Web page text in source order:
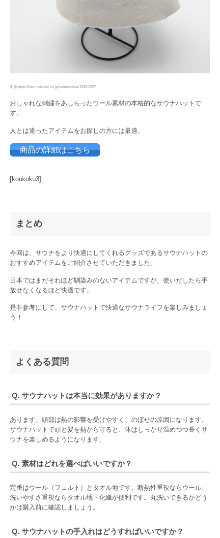
出典https://item.rakuten.co.jp/suntekstore/19391287/
おしゃれな刺繍をあしらったウール素材の本格的なサウナハットで
す。
人とは違ったアイテムをお探しの方には最適。
商品の詳細はこちら
[koukoku3]
まとめ
今回は、サウナをより快適にしてくれるグッズであるサウナハットの
おすすめアイテムをご紹介させていただきました。
日本ではまだそれほど馴染みのないアイテムですが、使いだしたら手
放せなくなるほど快適です。
是非参考にして、サウナハットで快適なサウナライフを楽しみましょ
う！
よくある質問
Q. サウナハットは本当に効果がありますか？
あります。頭部は熱の影響を受けやすく、のぼせの原因になります。
サウナハットで頭と髪を熱から守ると、体はしっかり温めつつ長くサ
ウナを楽しめるようになります。
Q. 素材はどれを選べばいいですか？
定番はウール（フェルト）とタオル地です。断熱性重視ならウール、
洗いやすさ重視ならタオル地・化繊が便利です。丸洗いできるかどう
かは購入前に確認しましょう。
Q. サウナハットの手入れはどうすればいいですか？